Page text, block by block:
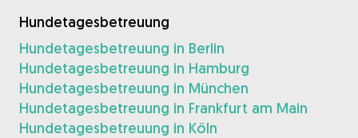
Hundetagesbetreuung
Hundetagesbetreuung in Berlin
Hundetagesbetreuung in Hamburg
Hundetagesbetreuung in München
Hundetagesbetreuung in Frankfurt am Main
Hundetagesbetreuung in Köln